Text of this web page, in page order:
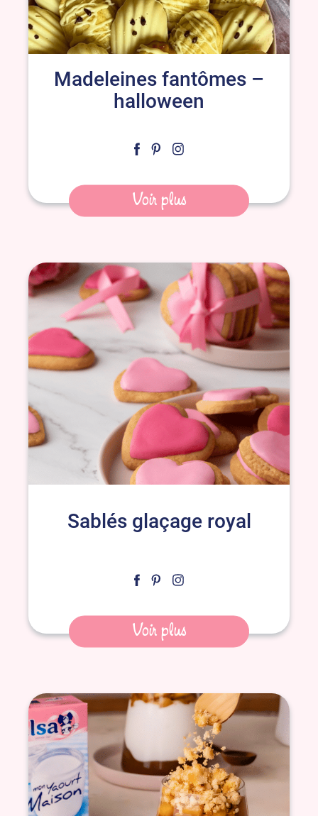
Madeleines fantômes –
halloween
Voir plus
Sablés glaçage royal
Voir plus